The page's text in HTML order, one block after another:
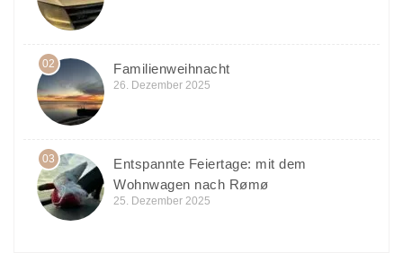
02 Familienweihnacht
26. Dezember 2025
03
Entspannte Feiertage: mit dem
Wohnwagen nach Rømø
25. Dezember 2025